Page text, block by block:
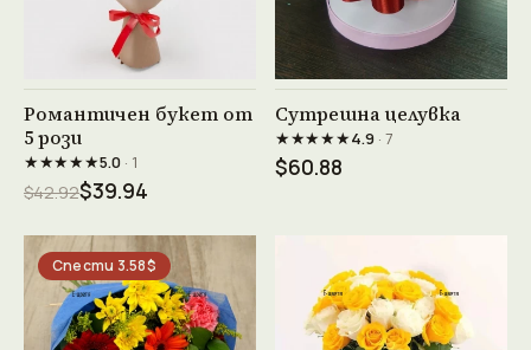
Виж продукта →
Романтичен букет от
5 рози
★★★★★5.0· 1
$42.92$39.94
Виж продукта →
Сутрешна целувка
★★★★★4.9· 7
$60.88
Спести 3.58$